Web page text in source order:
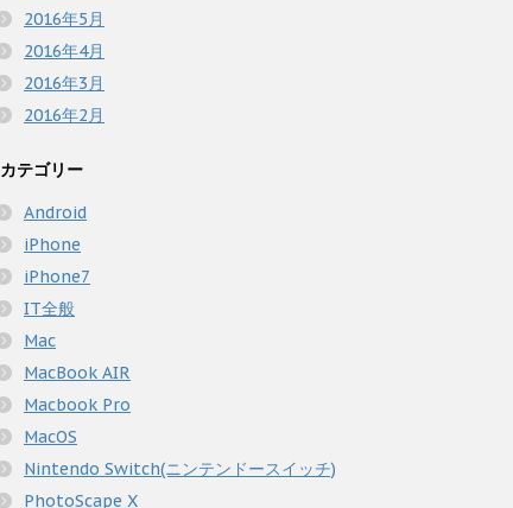
2016年5月
2016年4月
2016年3月
2016年2月
カテゴリー
Android
iPhone
iPhone7
IT全般
Mac
MacBook AIR
Macbook Pro
MacOS
Nintendo Switch(ニンテンドースイッチ)
PhotoScape X